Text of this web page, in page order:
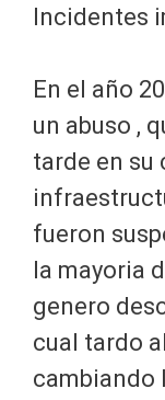
Incidentes
En el año
un abuso ,
tarde en su
fueron
la mayoria
genero
cual tardo
cambiando